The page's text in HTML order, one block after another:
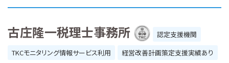
古庄隆一税理士事務所
認定支援機関
TKCモニタリング情報サービス利用
経営改善計画策定支援実績あり